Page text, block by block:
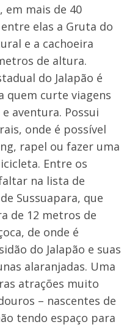
mais de 40
elas a Gruta do
e a cachoeira
de altura.
do Jalapão é
quem curte viagens
aventura. Possui
onde é possível
rapel ou fazer uma
Entre os
na lista de
Sussuapara, que
de 12 metros de
de onde é
do Jalapão e suas
alaranjadas. Uma
atrações muito
– nascentes de
tendo espaço para